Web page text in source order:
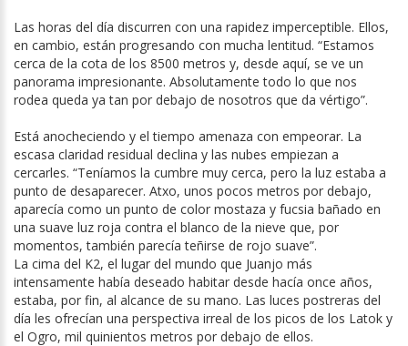
Las horas del día discurren con una rapidez imperceptible. Ellos,
en cambio, están progresando con mucha lentitud. “Estamos
cerca de la cota de los 8500 metros y, desde aquí, se ve un
panorama impresionante. Absolutamente todo lo que nos
rodea queda ya tan por debajo de nosotros que da vértigo”.
Está anocheciendo y el tiempo amenaza con empeorar. La
escasa claridad residual declina y las nubes empiezan a
cercarles. “Teníamos la cumbre muy cerca, pero la luz estaba a
punto de desaparecer. Atxo, unos pocos metros por debajo,
aparecía como un punto de color mostaza y fucsia bañado en
una suave luz roja contra el blanco de la nieve que, por
momentos, también parecía teñirse de rojo suave”.
La cima del K2, el lugar del mundo que Juanjo más
intensamente había deseado habitar desde hacía once años,
estaba, por fin, al alcance de su mano. Las luces postreras del
día les ofrecían una perspectiva irreal de los picos de los Latok y
el Ogro, mil quinientos metros por debajo de ellos.